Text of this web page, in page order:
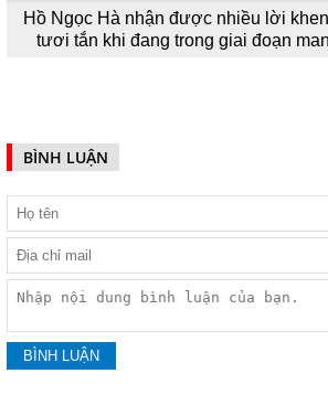
Hồ Ngọc Hà nhận được nhiều lời
tươi tắn khi đang trong giai đoạn
BÌNH LUẬN